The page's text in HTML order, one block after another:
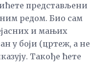
представљени
редом. Био сам
и мањих
у боји (цртеж, а не
Такође ћете